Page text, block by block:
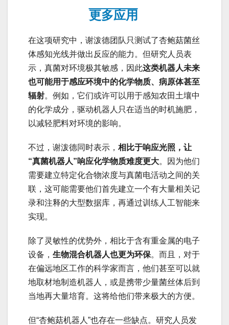
更多应用
在这项研究中，谢泼德团队只测试了杏鲍菇菌丝
体感知光线并做出反应的能力。但研究人员表
示，真菌对环境极其敏感，因此这类机器人未来
也可能用于感应环境中的化学物质、病原体甚至
辐射。例如，它们或许可以用于感知农田土壤中
的化学成分，驱动机器人只在适当的时机施肥，
以减轻肥料对环境的影响。
不过，谢泼德同时表示， 相比于响应光照，让
“真菌机器人”响应化学物质难度更大。因为他们
需要建立特定化合物浓度与真菌电活动之间的关
联，这可能需要他们首先建立一个有大量相关记
录和注释的大型数据库，再通过训练人工智能来
实现。
除了灵敏性的优势外，相比于含有重金属的电子
设备， 生物混合机器人也更为环保。而且，对于
在偏远地区工作的科学家而言，他们甚至可以就
地取材地制造机器人，或是携带少量菌丝体后到
当地再大量培育。这将给他们带来极大的方便。
但“杏鲍菇机器人”也存在一些缺点。研究人员发